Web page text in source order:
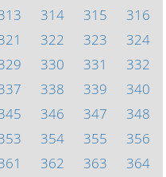
314 315
316
322 323
324
330 331
332
338 339
340
346 347
348
354 355
356
362 363
364